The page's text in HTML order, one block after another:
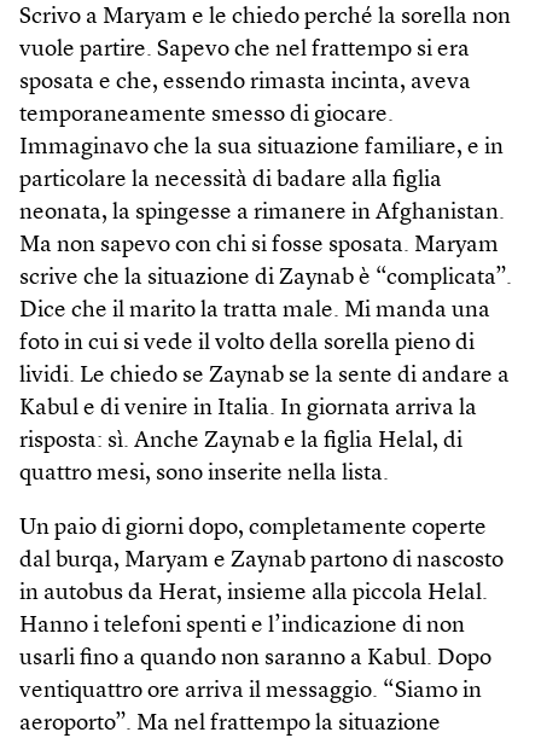
Scrivo a Maryam e le chiedo perché la sorella non
vuole partire. Sapevo che nel frattempo si era
sposata e che, essendo rimasta incinta, aveva
temporaneamente smesso di giocare.
Immaginavo che la sua situazione familiare, e in
particolare la necessità di badare alla figlia
neonata, la spingesse a rimanere in Afghanistan.
Ma non sapevo con chi si fosse sposata. Maryam
scrive che la situazione di Zaynab è “complicata”.
Dice che il marito la tratta male. Mi manda una
foto in cui si vede il volto della sorella pieno di
lividi. Le chiedo se Zaynab se la sente di andare a
Kabul e di venire in Italia. In giornata arriva la
risposta: sì. Anche Zaynab e la figlia Helal, di
quattro mesi, sono inserite nella lista.
Un paio di giorni dopo, completamente coperte
dal burqa, Maryam e Zaynab partono di nascosto
in autobus da Herat, insieme alla piccola Helal.
Hanno i telefoni spenti e l’indicazione di non
usarli fino a quando non saranno a Kabul. Dopo
ventiquattro ore arriva il messaggio. “Siamo in
aeroporto”. Ma nel frattempo la situazione